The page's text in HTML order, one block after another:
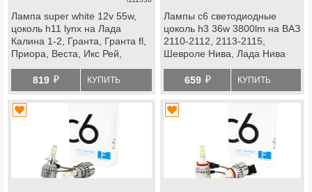
Лампа super white 12v 55w,
цоколь h11 lynx на Лада
Калина 1-2, Гранта, Гранта fl,
Приора, Веста, Икс Рей,
Легенд, ВАЗ 2123, Шевроле
Нива, datsun
819 й КУПИТЬ
Лампы c6 светодиодные
цоколь h3 36w 3800lm на ВАЗ
2110-2112, 2113-2115,
Шевроле Нива, Лада Нива
659 й КУПИТЬ